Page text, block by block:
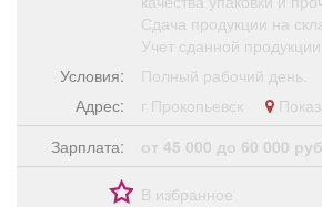
Сдача продукции на
Учет сданной продукции.
Условия:
Полный рабочий день.
Адрес:
г Прокопьевск
Зарплата:
от 45 000 до 60 000
В избранное